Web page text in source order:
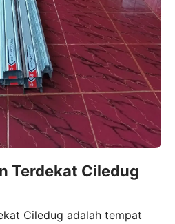
Terdekat Ciledug
Ciledug adalah tempat